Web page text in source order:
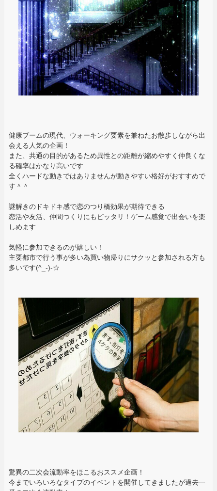
健康ブームの現代、ウォーキング要素を兼ねたお散歩しながら出
会える人気の企画！
また、共通の目的があるため異性との距離が縮めやすく仲良くな
る確率はかなり高いです
全くハードな動きではありませんが動きやすい格好がおすすめで
す＾＾
謎解きのドキドキ感で恋のつり橋効果が期待できる
恋活や友活、仲間つくりにもピッタリ！ゲーム感覚で出会いを楽
しめます
気軽に参加できるのが嬉しい！
主要都市で行う事が多い為買い物帰りにサクッと参加される方も
多いです(^_-)-☆
驚異の二次会流動率をほこるおススメ企画！
今までいろいろなタイプのイベントを開催してきましたが過去一